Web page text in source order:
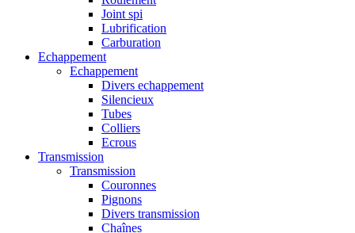
Joint spi
Lubrification
Carburation
Echappement
Echappement
Divers echappement
Silencieux
Tubes
Colliers
Ecrous
Transmission
Transmission
Couronnes
Pignons
Divers transmission
Chaînes